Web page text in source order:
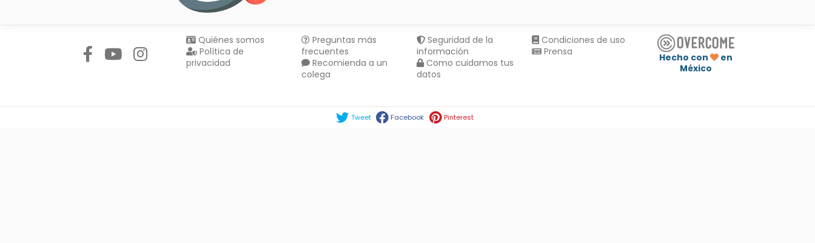
Quiénes somos
Política de
privacidad
Preguntas más
frecuentes
Recomienda a un
colega
Seguridad de la
información
Como cuidamos tus
datos
Condiciones de uso
Prensa
Hecho con
en
México
Tweet Facebook Pinterest